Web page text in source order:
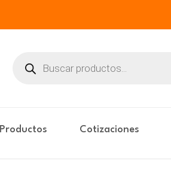
productos
Productos Cotizaciones